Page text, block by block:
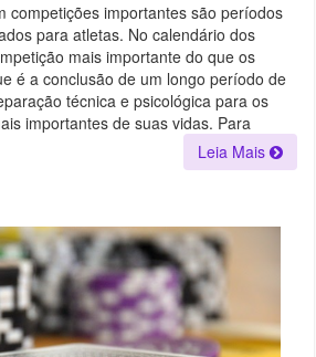
competições importantes são períodos
para atletas. No calendário dos
mais importante do que os
é a conclusão de um longo período de
técnica e psicológica para os
importantes de suas vidas. Para
Leia Mais